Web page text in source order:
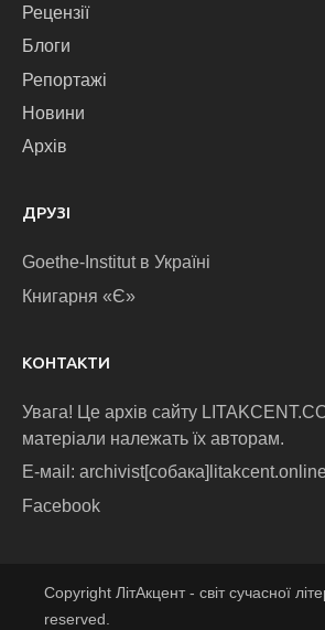
Рецензії
Блоги
Репортажі
Новини
Архів
ДРУЗІ
Goethe-Institut в Україні
Книгарня «Є»
КОНТАКТИ
Увага! Це архів сайту
матеріали належать їх авторам.
E-маіl:
Facebook
Copyright ЛітАкцент - світ сучасної
reserved.